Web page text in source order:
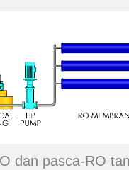
dan pasca-RO